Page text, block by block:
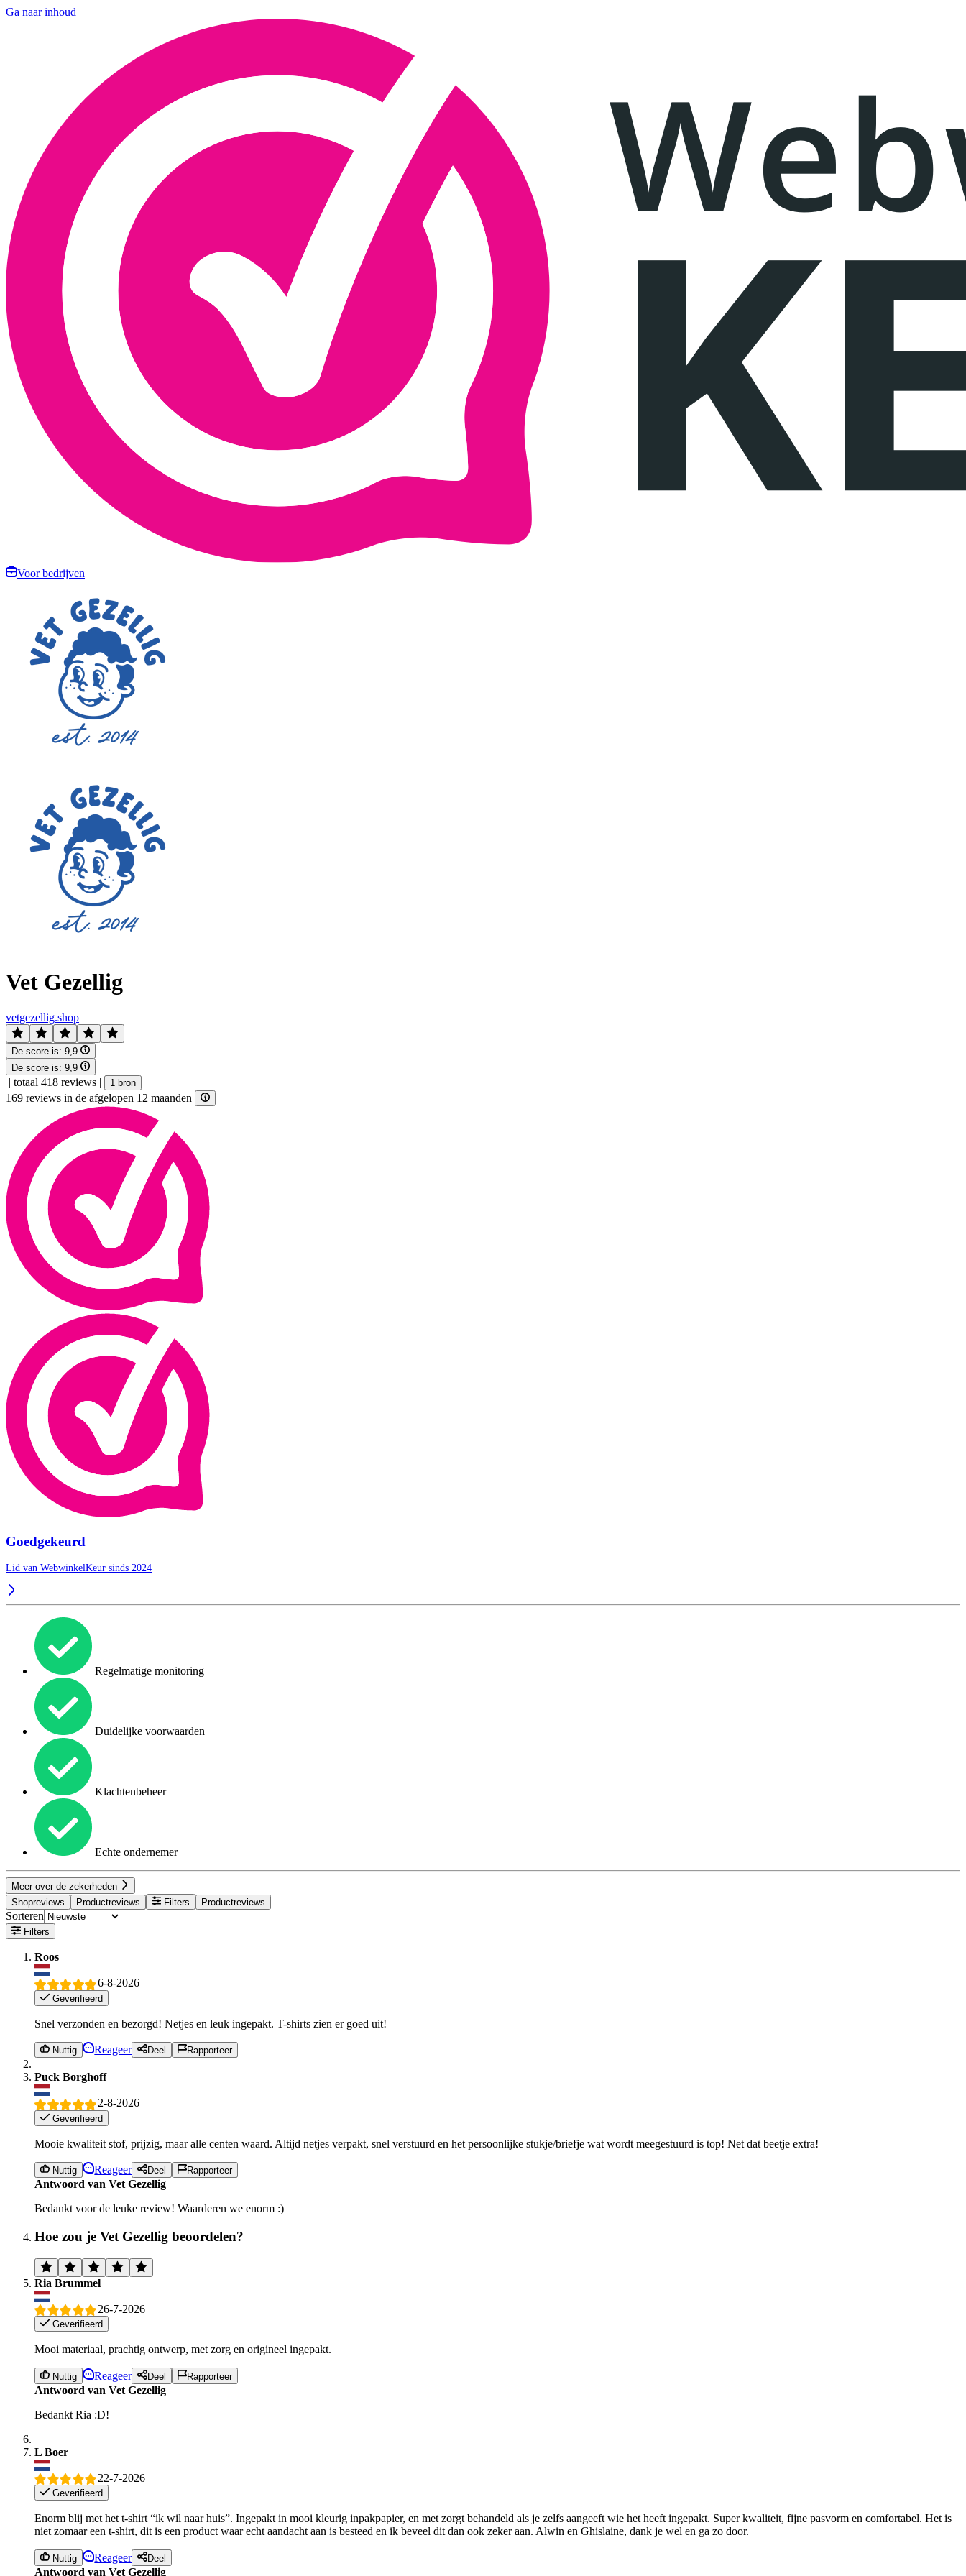
Ga naar inhoud
Voor bedrijven
Vet Gezellig
vetgezellig.shop
De score is: 9,9
De score is: 9,9
| totaal 418 reviews | 1 bron
169 reviews in de afgelopen 12 maanden
Goedgekeurd
Lid van WebwinkelKeur sinds 2024
Regelmatige monitoring
Duidelijke voorwaarden
Klachtenbeheer
Echte ondernemer
Meer over de zekerheden
Shopreviews
Productreviews Filters Productreviews
Sorteren
Filters
Roos
6-8-2026
Geverifieerd
Snel verzonden en bezorgd! Netjes en leuk ingepakt. T-shirts zien er goed uit!
Nuttig Reageer Deel Rapporteer
Puck Borghoff
2-8-2026
Geverifieerd
Mooie kwaliteit stof, prijzig, maar alle centen waard. Altijd netjes verpakt, snel verstuurd en het persoonlijke stukje/briefje wat wordt meegestuurd is top! Net dat beetje extra!
Nuttig Reageer Deel Rapporteer
Antwoord van Vet Gezellig
Bedankt voor de leuke review! Waarderen we enorm :)
Hoe zou je Vet Gezellig beoordelen?
Ria Brummel
26-7-2026
Geverifieerd
Mooi materiaal, prachtig ontwerp, met zorg en origineel ingepakt.
Nuttig Reageer Deel Rapporteer
Antwoord van Vet Gezellig
Bedankt Ria :D!
L Boer
22-7-2026
Geverifieerd
Enorm blij met het t-shirt “ik wil naar huis”. Ingepakt in mooi kleurig inpakpapier, en met zorgt behandeld als je zelfs aangeeft wie het heeft ingepakt. Super kwaliteit, fijne pasvorm en comfortabel. Het is
niet zomaar een t-shirt, dit is een product waar echt aandacht aan is besteed en ik beveel dit dan ook zeker aan. Alwin en Ghislaine, dank je wel en ga zo door.
Nuttig Reageer Deel
Antwoord van Vet Gezellig